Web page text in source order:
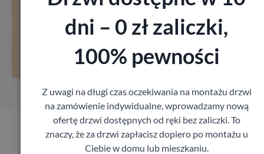
Produkty marki Admar
dni – 0 zł zaliczki,
100% pewności
Z uwagi na długi czas oczekiwania na montażu drzwi
na zamówienie indywidualne, wprowadzamy nową
ofertę drzwi dostępnych od ręki bez zaliczki. To
znaczy, że za drzwi zapłacisz dopiero po montażu u
Ciebie w domu lub mieszkaniu.